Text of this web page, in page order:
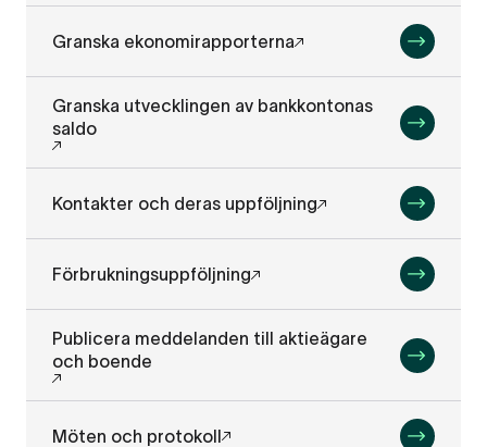
Granska ekonomirapporterna
Granska utvecklingen av bankkontonas
saldo
Kontakter och deras uppföljning
Förbrukningsuppföljning
Publicera meddelanden till aktieägare
och boende
Möten och protokoll